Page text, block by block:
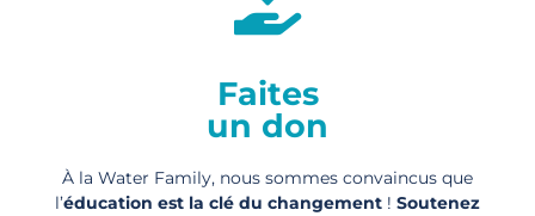
Faites
un don
À la Water Family, nous sommes convaincus que
l’éducation est la clé du changement ! Soutenez